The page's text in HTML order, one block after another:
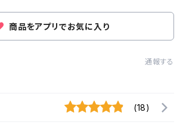
商品をアプリでお気に入り
通報する
(18)